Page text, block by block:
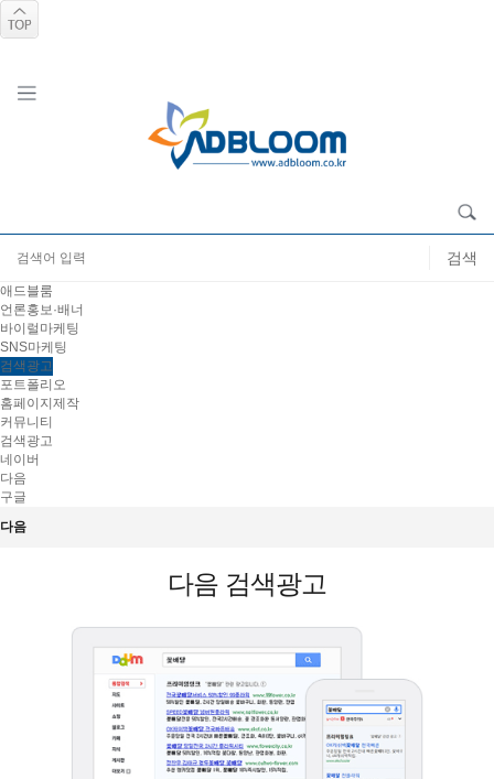
애드블룸
언론홍보·배너
바이럴마케팅
SNS마케팅
검색광고
포트폴리오
홈페이지제작
커뮤니티
검색광고
네이버
다음
구글
다음
다음 검색광고